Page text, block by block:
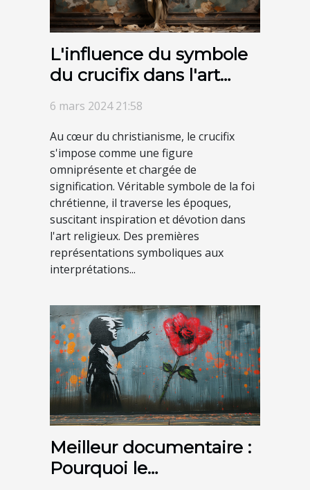
L'influence du symbole
du crucifix dans l'art
siècles
6 mars 2024 21:58
Au cœur du christianisme, le crucifix
s'impose comme une figure
omniprésente et chargée de
signification. Véritable symbole de la foi
chrétienne, il traverse les époques,
suscitant inspiration et dévotion dans
l'art religieux. Des premières
représentations symboliques aux
interprétations...
Meilleur documentaire :
Pourquoi le